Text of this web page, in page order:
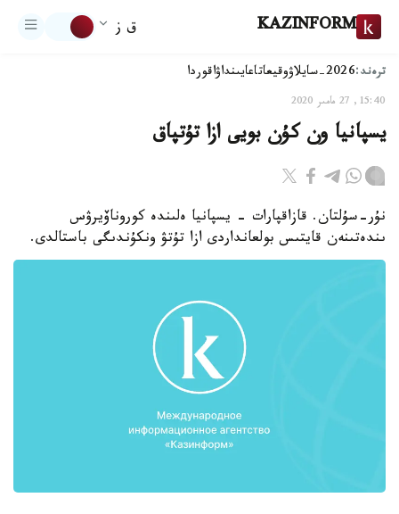
KAZINFORM ق ز
ترەند:2026-سايلاۋ وقيعاتاعايىنداۋاقوردا
15:40, 27 مامىر 2020
يسپانيا ون كۇن بويى ازا تۇتپاق
نۇر-سۇلتان. قازاقپارات - يسپانيا ەلىندە كوروناۆيرۋس
ىندەتىنەن قايتىس بولعانداردى ازا تۇتۋ ونكۇندىگى باستالدى.